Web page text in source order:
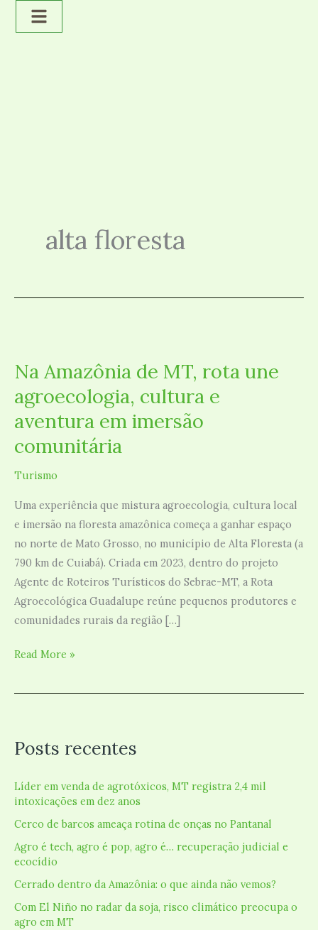
alta floresta
Na Amazônia de MT, rota une
agroecologia, cultura e
aventura em imersão
comunitária
Turismo
Uma experiência que mistura agroecologia, cultura local
e imersão na floresta amazônica começa a ganhar espaço
no norte de Mato Grosso, no município de Alta Floresta (a
790 km de Cuiabá). Criada em 2023, dentro do projeto
Agente de Roteiros Turísticos do Sebrae-MT, a Rota
Agroecológica Guadalupe reúne pequenos produtores e
comunidades rurais da região […]
de
MT,
rota
une
agroecologia,
aventura
em
imersão
comunitária
Read More »
Posts recentes
Líder em venda de agrotóxicos, MT registra 2,4 mil
intoxicações em dez anos
Cerco de barcos ameaça rotina de onças no Pantanal
Agro é tech, agro é pop, agro é… recuperação judicial e
ecocídio
Cerrado dentro da Amazônia: o que ainda não vemos?
Com El Niño no radar da soja, risco climático preocupa o
agro em MT